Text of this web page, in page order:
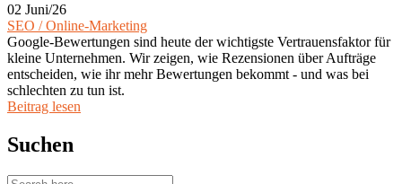
02 Juni/26
SEO / Online-Marketing
Google-Bewertungen sind heute der wichtigste Vertrauensfaktor für
kleine Unternehmen. Wir zeigen, wie Rezensionen über Aufträge
entscheiden, wie ihr mehr Bewertungen bekommt - und was bei
schlechten zu tun ist.
Beitrag lesen
Suchen